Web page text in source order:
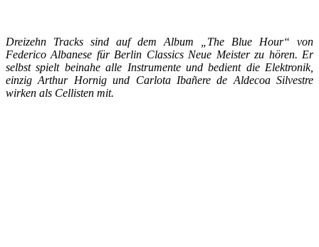
Dreizehn Tracks sind auf dem Album „The Blue Hour“ von
Federico Albanese für Berlin Classics Neue Meister zu hören. Er
selbst spielt beinahe alle Instrumente und bedient die Elektronik,
einzig Arthur Hornig und Carlota Ibañere de Aldecoa Silvestre
wirken als Cellisten mit.